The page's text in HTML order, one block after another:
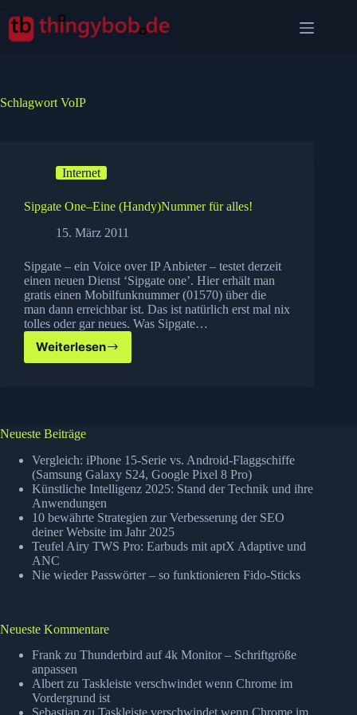
Inhalt
springen
Schlagwort VoIP
Internet
Sipgate One–Eine (Handy)Nummer für alles!
15. März 2011
Sipgate – ein Voice over IP Anbieter – testet derzeit
einen neuen Dienst ‘Sipgate one’. Hier erhält man
gratis einen Mobilfunknummer (01570) über die
man dann erreichbar ist. Das ist natürlich erst mal nix
tolles oder gar neues. Was Sipgate…
Weiterlesen
Sipgate
alles!
Neueste Beiträge
Vergleich: iPhone 15-Serie vs. Android-Flaggschiffe
(Samsung Galaxy S24, Google Pixel 8 Pro)
Künstliche Intelligenz 2025: Stand der Technik und ihre
Anwendungen
10 bewährte Strategien zur Verbesserung der SEO
deiner Website im Jahr 2025
Teufel Airy TWS Pro: Earbuds mit aptX Adaptive und
ANC
Nie wieder Passwörter – so funktionieren Fido-Sticks
Neueste Kommentare
Frank zu Thunderbird auf 4k Monitor – Schriftgröße
anpassen
Albert zu Taskleiste verschwindet wenn Chrome im
Vordergrund ist